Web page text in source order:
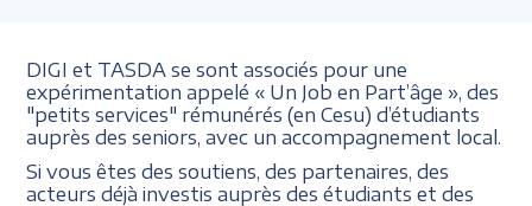
DIGI et TASDA se sont associés pour une
expérimentation appelé « Un Job en Part’âge », des
"petits services" rémunérés (en Cesu) d’étudiants
auprès des seniors, avec un accompagnement local.
Si vous êtes des soutiens, des partenaires, des
acteurs déjà investis auprès des étudiants et des